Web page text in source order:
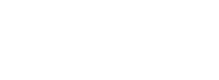
COFEPRIS en una verificación.